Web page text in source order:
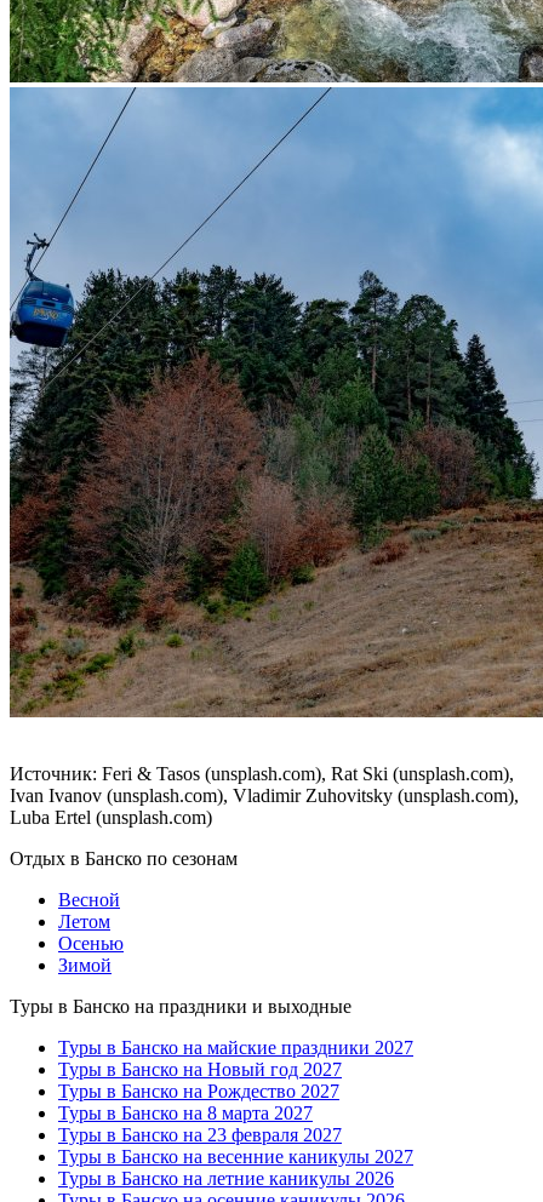
Источник: Feri & Tasos (unsplash.com), Rat Ski (unsplash.com),
Ivan Ivanov (unsplash.com), Vladimir Zuhovitsky (unsplash.com),
Luba Ertel (unsplash.com)
Отдых в Банско по сезонам
Весной
Летом
Осенью
Зимой
Туры в Банско на праздники и выходные
Туры в Банско на майские праздники 2027
Туры в Банско на Новый год 2027
Туры в Банско на Рождество 2027
Туры в Банско на 8 марта 2027
Туры в Банско на 23 февраля 2027
Туры в Банско на весенние каникулы 2027
Туры в Банско на летние каникулы 2026